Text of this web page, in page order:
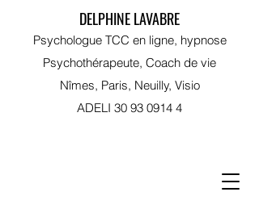
Psychologue TCC en ligne, hypnose
Psychothérapeute, Coach de vie
Nîmes, Paris, Neuilly, Visio
ADELI 30 93 0914 4
DELPHINE LAVABRE